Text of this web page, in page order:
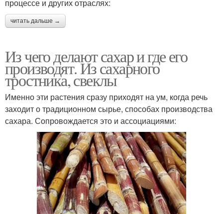
процессе и других отраслях:
читать дальше →
Из чего делают сахар и где его
производят. Из сахарного
тростника, свеклы
Именно эти растения сразу приходят на ум, когда речь
заходит о традиционном сырье, способах производства
сахара. Сопровождается это и ассоциациями: